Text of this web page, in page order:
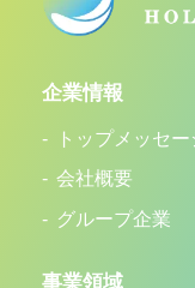
企業情報
トップメッセー
会社概要
グループ企業
事業領域